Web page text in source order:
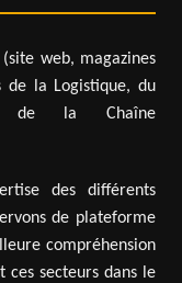
web, magazines
de la Logistique, du
de la Chaîne
des différents
de plateforme
compréhension
ces secteurs dans le